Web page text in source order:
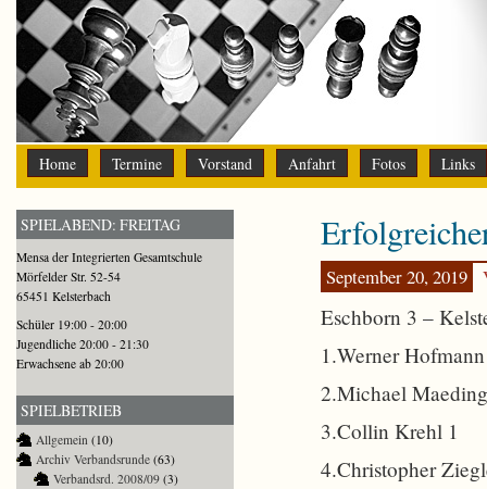
Home Termine Vorstand Anfahrt Fotos Links
September 20, 2019
Eschborn 3 –
1.Werner
2.Michael
3.Collin Krehl 1
4.Christopher
SPIELABEND: FREITAG
Mensa der Integrierten Gesamtschule
Mörfelder Str. 52-54
65451 Kelsterbach
Schüler 19:00 - 20:00
Jugendliche 20:00 - 21:30
Erwachsene ab 20:00
SPIELBETRIEB
Allgemein (10)
Archiv Verbandsrunde (63)
Verbandsrd. 2008/09 (3)